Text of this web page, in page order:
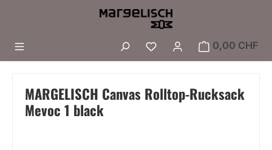
Zum Hauptinhalt springen
Du hast 0 Produkte
0,00 CHF
MARGELISCH Canvas Rolltop-Rucksack
Mevoc 1 black